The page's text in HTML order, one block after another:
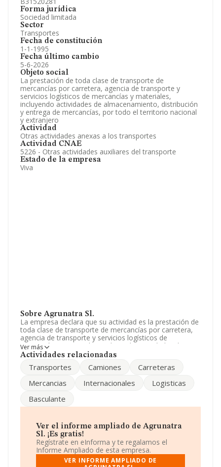
Forma jurídica
Sociedad limitada
Sector
Transportes
Fecha de constitución
1-1-1995
Fecha último cambio
5-6-2026
Objeto social
La prestación de toda clase de transporte de
mercancías por carretera, agencia de transporte y
servicios logísticos de mercancías y materiales,
incluyendo actividades de almacenamiento, distribución
y entrega de mercancías, por todo el territorio nacional
y extranjero
Actividad
Otras actividades anexas a los transportes
Actividad CNAE
5226 - Otras actividades auxiliares del transporte
Estado de la empresa
Viva
Sobre Agrunatra Sl.
La empresa declara que su actividad es la prestación de
toda clase de transporte de mercancías por carretera,
agencia de transporte y servicios logísticos de
mercancías y materiales, incluyendo actividades de
almacenamiento, distribución y entrega de mercancías,
está inscrita en el Registro Mercantil como Sociedad
a '%cnae%', cuyo Código es 5226. La compañía no tiene
Acerca de la información en los distintos rankings: en el
mejor posición las siguientes empresas del sector:
Terminal de Elastomeros de Cantabria Sociedad
LimitadayOvrsea España S.L ; en cambio, el ranking
coloca la empresa antes deTransportes Jabosio S.L
Neurocourier And Logistic Services S.L. En el ranking
nacional, en 2025 ha ocupado el puesto 84.129,
Ver más
Actividades relacionadas
Transportes Camiones
Carreteras
Mercancias
Internacionales
Logisticas
Basculante
Ver el informe ampliado de Agrunatra
Sl. ¡Es gratis!
Regístrate en eInforma y te regalamos el
Informe Ampliado de esta empresa.
VER INFORME AMPLIADO DE